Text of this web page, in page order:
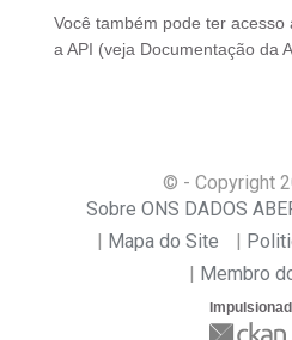
Você também pode ter
a API (veja Documentação da
© - Copyright
Sobre ONS DADOS
Mapa do Site
Membro